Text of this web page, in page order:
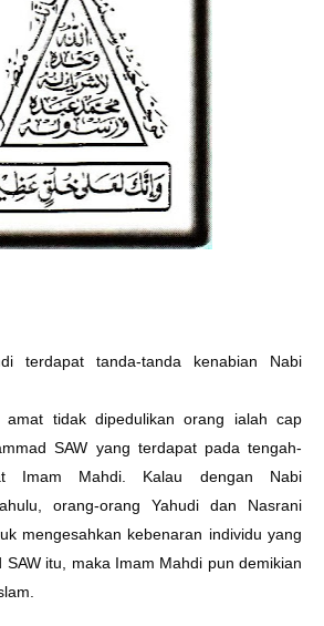
terdapat tanda-tanda kenabian Nabi
amat tidak dipedulikan orang ialah cap
SAW yang terdapat pada tengah-
Imam Mahdi. Kalau dengan Nabi
orang-orang Yahudi dan Nasrani
mengesahkan kebenaran individu yang
SAW itu, maka Imam Mahdi pun demikian